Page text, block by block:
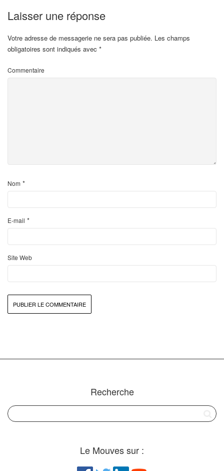
Laisser une réponse
Votre adresse de messagerie ne sera pas publiée. Les champs
obligatoires sont indiqués avec *
Commentaire
Nom *
E-mail *
Site Web
Recherche
Le Mouves sur :